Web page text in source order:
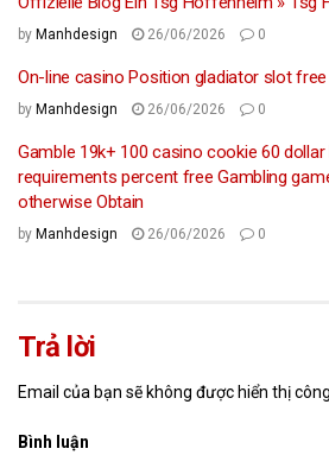
by Manhdesign 26/06/2026 0
On-line casino Position gladiator slot
by Manhdesign 26/06/2026 0
Gamble 19k+ 100 casino cookie 60
requirements percent free Gambling
otherwise Obtain
by Manhdesign 26/06/2026 0
Trả lời
Email của bạn sẽ không được hiển thị
Bình luận